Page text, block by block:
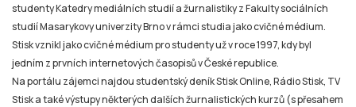
studenty Katedry mediálních studií a žurnalistiky z Fakulty sociálních
studií Masarykovy univerzity Brno v rámci studia jako cvičné médium.
Stisk vznikl jako cvičné médium pro studenty už v roce 1997, kdy byl
jedním z prvních internetových časopisů v České republice.
Na portálu zájemci najdou studentský deník Stisk Online, Rádio Stisk, TV
Stisk a také výstupy některých dalších žurnalistických kurzů (s přesahem